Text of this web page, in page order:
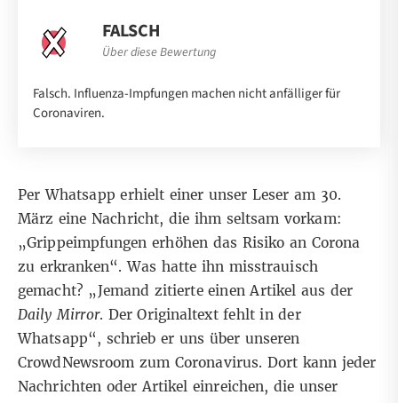
FALSCH
Über diese Bewertung
Falsch. Influenza-Impfungen machen nicht anfälliger für
Coronaviren.
Per Whatsapp erhielt einer unser Leser am 30.
März eine Nachricht, die ihm seltsam vorkam:
„Grippeimpfungen erhöhen das Risiko an Corona
zu erkranken“. Was hatte ihn misstrauisch
gemacht? „Jemand zitierte einen Artikel aus der
Daily Mirror. Der Originaltext fehlt in der
Whatsapp“, schrieb er uns über unseren
CrowdNewsroom zum Coronavirus. Dort kann jeder
Nachrichten oder Artikel einreichen, die unser